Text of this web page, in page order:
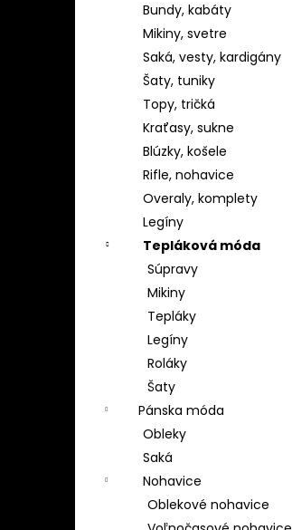
Bundy, kabáty
Mikiny, svetre
Saká, vesty, kardigány
Šaty, tuniky
Topy, tričká
Kraťasy, sukne
Blúzky, košele
Rifle, nohavice
Overaly, komplety
Legíny
Tepláková móda
Súpravy
Mikiny
Tepláky
Legíny
Roláky
Šaty
Pánska móda
Obleky
Saká
Nohavice
Oblekové nohavice